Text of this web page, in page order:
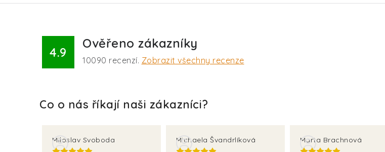
4.9
Ověřeno zákazníky
10090 recenzí. Zobrazit všechny recenze
Miloslav Svoboda Michaela Švandrlíková Marta Brachnová